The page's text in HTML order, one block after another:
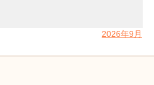
2026年9月